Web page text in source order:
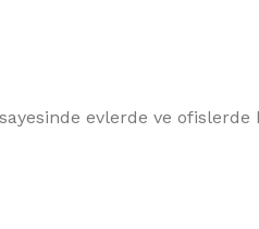
evlerde ve ofislerde